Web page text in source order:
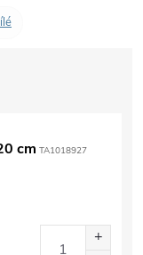
cm TA1018927